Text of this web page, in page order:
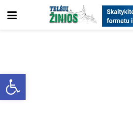
Open toolbar